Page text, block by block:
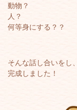
動物？
人？
何等身にする？？
そんな話し合いをし
完成しました！